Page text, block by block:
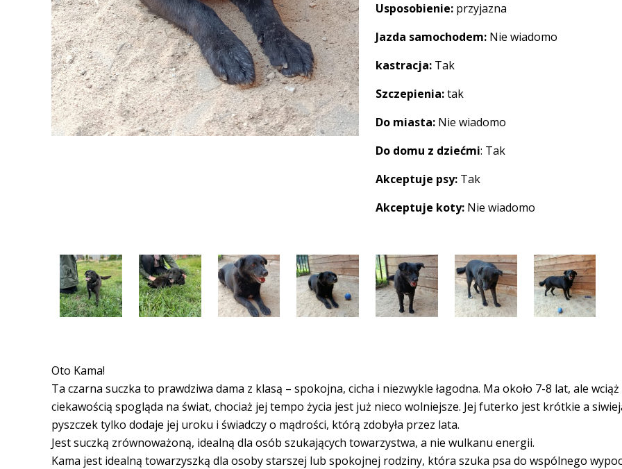
Usposobienie: przyjazna
Jazda samochodem: Nie wiadomo
kastracja: Tak
Szczepienia:tak
Do miasta: Nie wiadomo
Do domu z dziećmi: Tak
Akceptuje psy: Tak
Akceptuje koty: Nie wiadomo
Oto Kama!
Ta czarna suczka to prawdziwa dama z klasą – spokojna, cicha i niezwykle łagodna. Ma około 7-8 lat, ale wciąż
ciekawością spogląda na świat, chociaż jej tempo życia jest już nieco wolniejsze. Jej futerko jest krótkie a
pyszczek tylko dodaje jej uroku i świadczy o mądrości, którą zdobyła przez lata.
Jest suczką zrównoważoną, idealną dla osób szukających towarzystwa, a nie wulkanu energii.
Kama jest idealną towarzyszką dla osoby starszej lub spokojnej rodziny, która szuka psa do wspólnego